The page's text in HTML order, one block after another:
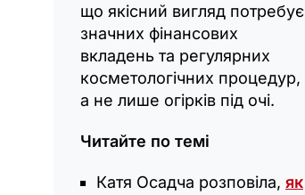
що якісний вигляд потребує
значних фінансових
вкладень та регулярних
косметологічних процедур,
а не лише огірків під очі.
Читайте по темі
Катя Осадча розповіла, як